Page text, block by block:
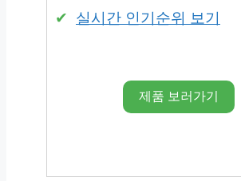
실시간 인기순위 보기
제품 보러가기